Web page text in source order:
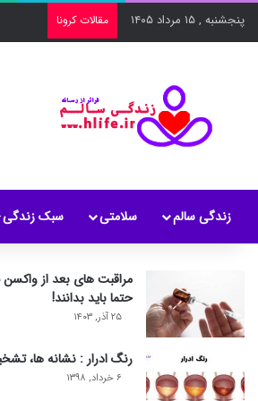
پنجشنبه , ۱۵ مرداد ۱۴۰۵ مقالات کرونا
زندگی سالم سلامتی سبک زندگی
حتما باید بدانند!
۲۵ آذر, ۱۴۰۳
رنگ ادرار : نشانه ها،
۶ خرداد, ۱۳۹۸